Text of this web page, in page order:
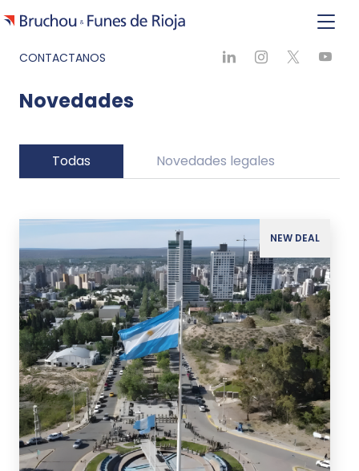
CONTACTANOS
Novedades
Todas Novedades legales
NEW DEAL